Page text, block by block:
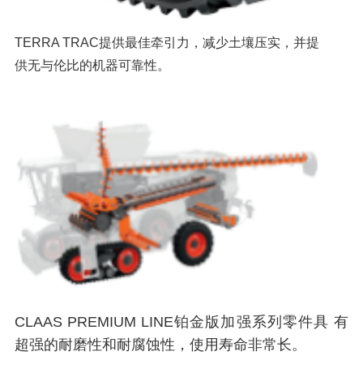
TERRA TRAC提供最佳牵引力，减少土壤压实，并提
供无与伦比的机器可靠性。
CLAAS PREMIUM LINE铂金版加强系列零件具 有
超强的耐磨性和耐腐蚀性，使用寿命非常长。